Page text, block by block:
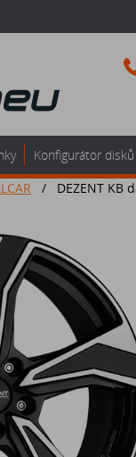
Konfigurátor disků
/ DEZENT KB